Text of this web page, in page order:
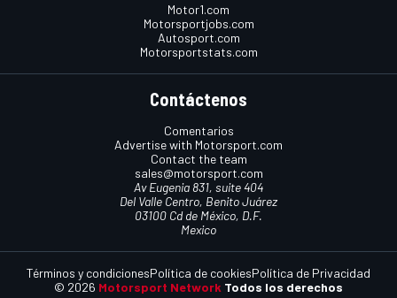
Motor1.com
Motorsportjobs.com
Autosport.com
Motorsportstats.com
Contáctenos
Comentarios
Advertise with Motorsport.com
Contact the team
sales@motorsport.com
Av Eugenia 831, suite 404
Del Valle Centro, Benito Juárez
03100 Cd de México, D.F.
Mexico
© 2026 Motorsport Network Todos los derechos
Términos y condicionesPolítica de cookiesPolítica de Privacidad